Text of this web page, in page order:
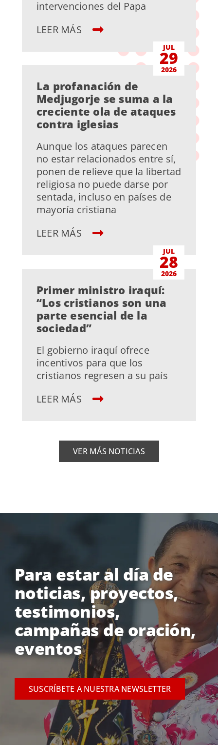
intervenciones del Papa
LEER MÁS
JUL
29
2026
La profanación de
Medjugorje se suma a la
creciente ola de ataques
contra iglesias
Aunque los ataques parecen
no estar relacionados entre sí,
ponen de relieve que la libertad
religiosa no puede darse por
sentada, incluso en países de
mayoría cristiana
LEER MÁS
JUL
28
2026
Primer ministro iraquí:
“Los cristianos son una
parte esencial de la
sociedad”
El gobierno iraquí ofrece
incentivos para que los
cristianos regresen a su país
LEER MÁS
VER MÁS NOTICIAS
Para estar al día de
noticias, proyectos,
testimonios,
campañas de oración,
eventos
SUSCRÍBETE A NUESTRA NEWSLETTER